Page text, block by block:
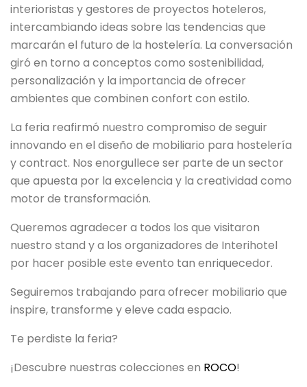
interioristas y gestores de proyectos hoteleros,
intercambiando ideas sobre las tendencias que
marcarán el futuro de la hostelería. La conversación
giró en torno a conceptos como sostenibilidad,
personalización y la importancia de ofrecer
ambientes que combinen confort con estilo.
La feria reafirmó nuestro compromiso de seguir
innovando en el diseño de mobiliario para hostelería
y contract. Nos enorgullece ser parte de un sector
que apuesta por la excelencia y la creatividad como
motor de transformación.
Queremos agradecer a todos los que visitaron
nuestro stand y a los organizadores de Interihotel
por hacer posible este evento tan enriquecedor.
Seguiremos trabajando para ofrecer mobiliario que
inspire, transforme y eleve cada espacio.
Te perdiste la feria?
¡Descubre nuestras colecciones en ROCO!